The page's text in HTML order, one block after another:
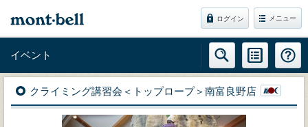
ログイン メニュー
イベント
クライミング講習会＜トップロープ＞南富良野店